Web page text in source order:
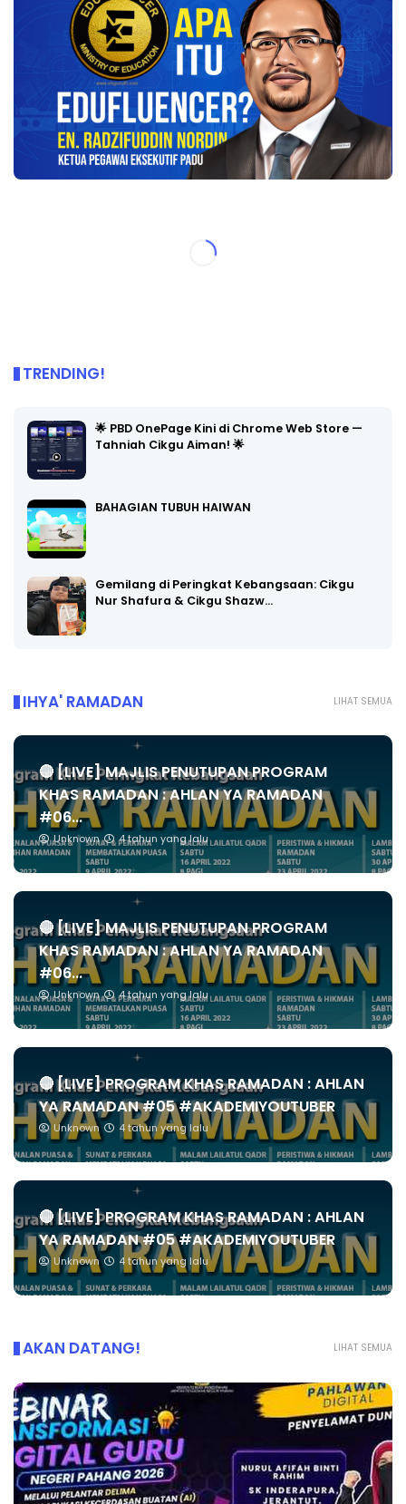
TRENDING!
🌟 PBD OnePage Kini di Chrome Web Store —
Tahniah Cikgu Aiman! 🌟
BAHAGIAN TUBUH HAIWAN
Gemilang di Peringkat Kebangsaan: Cikgu
Nur Shafura & Cikgu Shazw…
LIHAT SEMUA
IHYA' RAMADAN
🔴 [LIVE] MAJLIS PENUTUPAN PROGRAM
KHAS RAMADAN : AHLAN YA RAMADAN
#06...
Unknown 4 tahun yang lalu
🔴 [LIVE] MAJLIS PENUTUPAN PROGRAM
KHAS RAMADAN : AHLAN YA RAMADAN
#06...
Unknown 4 tahun yang lalu
🔴 [LIVE] PROGRAM KHAS RAMADAN : AHLAN
YA RAMADAN #05 #AKADEMIYOUTUBER
Unknown 4 tahun yang lalu
🔴 [LIVE] PROGRAM KHAS RAMADAN : AHLAN
YA RAMADAN #05 #AKADEMIYOUTUBER
Unknown 4 tahun yang lalu
LIHAT SEMUA
AKAN DATANG!